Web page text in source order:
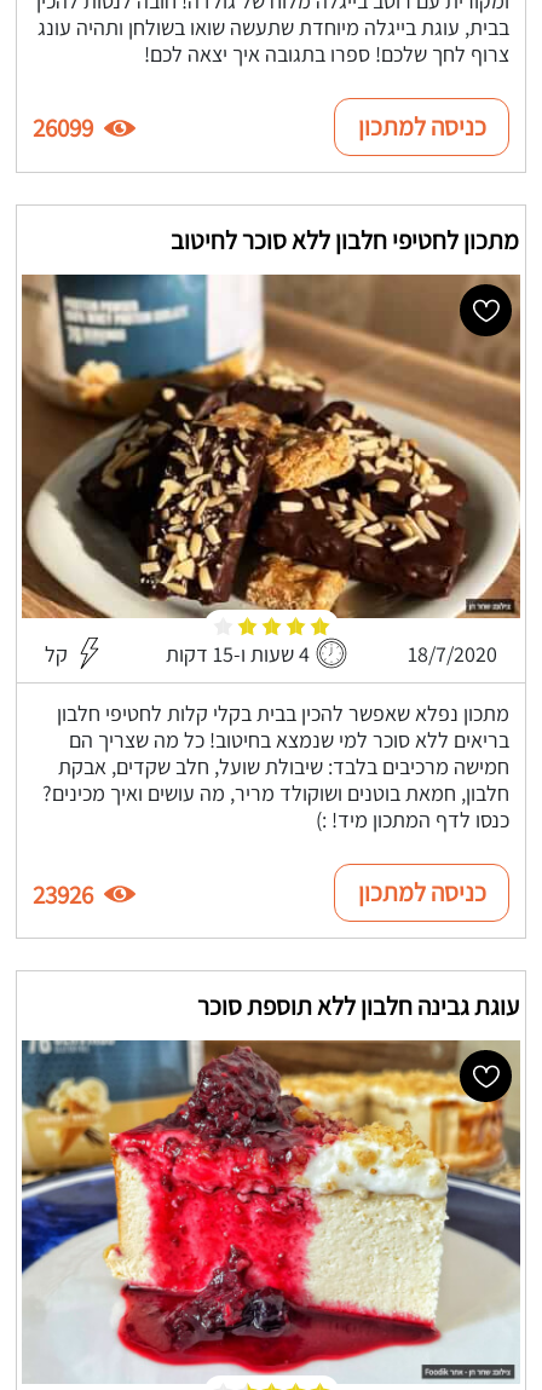
בבית, עוגת בייגלה מיוחדת שתעשה שואו בשולחן ותהיה עונג
צרוף לחך שלכם! ספרו בתגובה איך יצאה לכם!
כניסה למתכון 26099
מתכון לחטיפי חלבון ללא סוכר לחיטוב
18/7/2020 4 שעות ו-15 דקות קל
מתכון נפלא שאפשר להכין בבית בקלי קלות לחטיפי חלבון
בריאים ללא סוכר למי שנמצא בחיטוב! כל מה שצריך הם
חמישה מרכיבים בלבד: שיבולת שועל, חלב שקדים, אבקת
חלבון, חמאת בוטנים ושוקולד מריר, מה עושים ואיך מכינים?
כנסו לדף המתכון מיד! :)
כניסה למתכון 23926
עוגת גבינה חלבון ללא תוספת סוכר